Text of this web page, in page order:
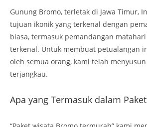
Gunung Bromo, terletak di Jawa Timur,
tujuan ikonik yang terkenal dengan
biasa, termasuk pemandangan
terkenal. Untuk membuat petualangan
oleh semua orang, kami telah
terjangkau.
Apa yang Termasuk dalam